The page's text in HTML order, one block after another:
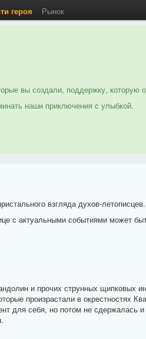
героя Рынок
вы создали, поддержку, которую
наши приключения с улыбкой.
взгляда духов-летописцев.
с актуальными событиями может
и прочих струнных щипковых
произрастали в окрестностях
для себя, но потом не сдержалась